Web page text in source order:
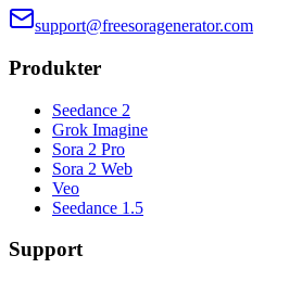
support@freesoragenerator.com
Produkter
Seedance 2
Grok Imagine
Sora 2 Pro
Sora 2 Web
Veo
Seedance 1.5
Support